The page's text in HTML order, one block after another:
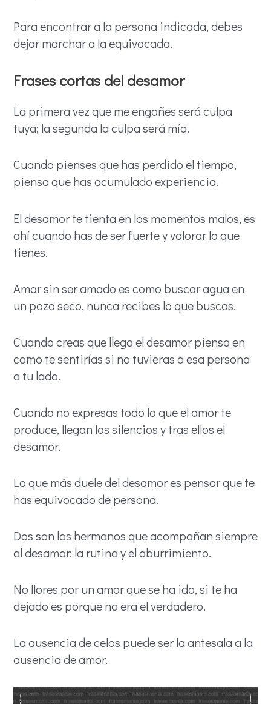
Para encontrar a la persona indicada, debes
dejar marchar a la equivocada.
Frases cortas del desamor
La primera vez que me engañes será culpa
tuya; la segunda la culpa será mía.
Cuando pienses que has perdido el tiempo,
piensa que has acumulado experiencia.
El desamor te tienta en los momentos malos, es
ahí cuando has de ser fuerte y valorar lo que
tienes.
Amar sin ser amado es como buscar agua en
un pozo seco, nunca recibes lo que buscas.
Cuando creas que llega el desamor piensa en
como te sentirías si no tuvieras a esa persona
a tu lado.
Cuando no expresas todo lo que el amor te
produce, llegan los silencios y tras ellos el
desamor.
Lo que más duele del desamor es pensar que te
has equivocado de persona.
Dos son los hermanos que acompañan siempre
al desamor: la rutina y el aburrimiento.
No llores por un amor que se ha ido, si te ha
dejado es porque no era el verdadero.
La ausencia de celos puede ser la antesala a la
ausencia de amor.